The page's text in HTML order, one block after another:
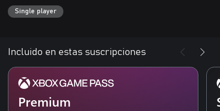
Single player
Incluido en estas suscripciones
Premium